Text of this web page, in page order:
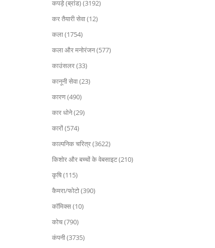
कपड़े (ब्रांड) (3192)
कर तैयारी सेवा (12)
कला (1754)
कला और मनोरंजन (577)
काउंसलर (33)
कानूनी सेवा (23)
कारण (490)
कार धोने (29)
कारों (574)
काल्पनिक चरित्र (3622)
किशोर और बच्चों के वेबसाइट (210)
कृषि (115)
कैमरा/फोटो (390)
कॉमिक्स (10)
कोच (790)
कंपनी (3735)